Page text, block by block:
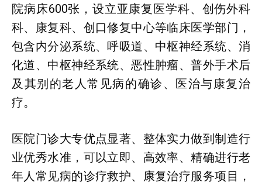
院病床600张，设立亚康复医学科、创伤外科
科、康复科、创口修复中心等临床医学部门，
包含内分泌系统、呼吸道、中枢神经系统、消
化道、中枢神经系统、恶性肿瘤、普外手术后
及其别的老人常见病的确诊、医治与康复治
疗。
医院门诊大专优点显著、整体实力做到制造行
业优秀水准，可以立即、高效率、精确进行老
年人常见病的诊疗救护、康复治疗服务项目，